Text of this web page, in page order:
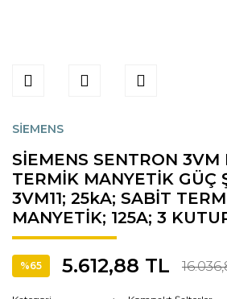
SİEMENS
SİEMENS SENTRON 3VM
TERMİK MANYETİK GÜÇ
3VM11; 25kA; SABİT
MANYETİK; 125A; 3
%65 5.612,88 TL